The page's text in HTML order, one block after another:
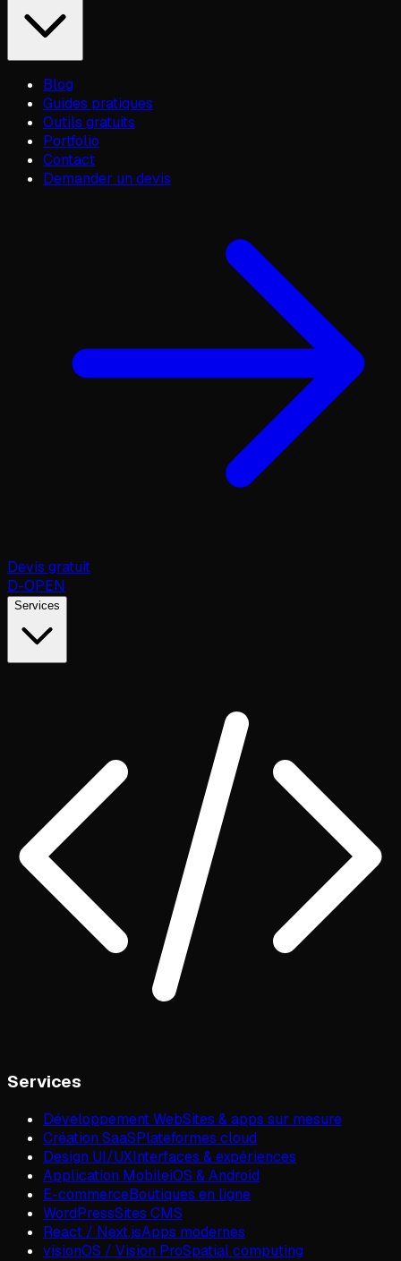
Blog
Guides pratiques
Outils gratuits
Portfolio
Contact
Demander un devis
Devis gratuit
D-OPEN
Services
Services
Développement WebSites & apps sur mesure
Création SaaSPlateformes cloud
Design UI/UXInterfaces & expériences
Application MobileiOS & Android
E-commerceBoutiques en ligne
WordPressSites CMS
React / Next.jsApps modernes
visionOS / Vision ProSpatial computing